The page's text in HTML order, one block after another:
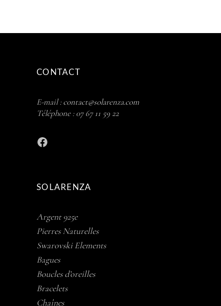
CONTACT
E-mail :contact@solarenza.com
Téléphone :07 67 11 59 22
Facebook
SOLARENZA
Argent 925e
Pierres Naturelles
Swarovski Elements
Bagues
Boucles d’oreilles
Bracelets
Chaînes